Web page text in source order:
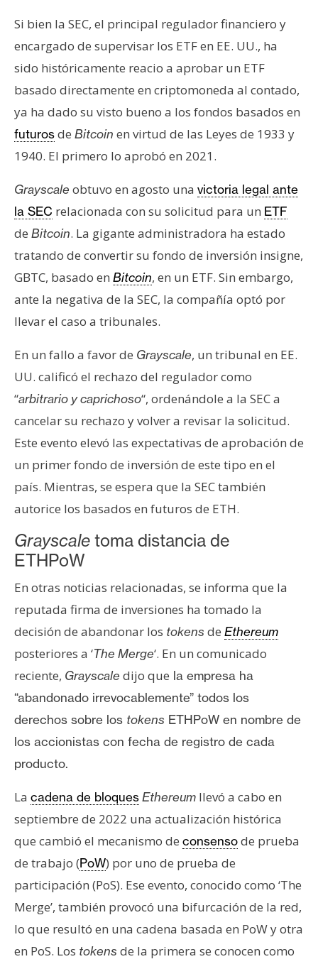
n
t
a
c
t
o
y
P
u
l
i
c
i
d
d
Si bien la SEC, el principal regulador financiero y
encargado de supervisar los ETF en EE. UU., ha
sido históricamente reacio a aprobar un ETF
basado directamente en criptomoneda al contado,
ya ha dado su visto bueno a los fondos basados en
futurosde Bitcoin en virtud de las Leyes de 1933 y
1940. El primero lo aprobó en 2021.
Grayscale obtuvo en agosto una victoria legal ante
la SEC relacionada con su solicitud para un ETF
de Bitcoin. La gigante administradora ha estado
tratando de convertir su fondo de inversión insigne,
GBTC, basado en Bitcoin, en un ETF. Sin embargo,
ante la negativa de la SEC, la compañía optó por
llevar el caso a tribunales.
En un fallo a favor de Grayscale, un tribunal en EE.
UU. calificó el rechazo del regulador como
“arbitrario y caprichoso“, ordenándole a la SEC a
cancelar su rechazo y volver a revisar la solicitud.
Este evento elevó las expectativas de aprobación de
un primer fondo de inversión de este tipo en el
país. Mientras, se espera que la SEC también
autorice los basados en futuros de ETH.
Grayscale toma distancia de
ETHPoW
En otras noticias relacionadas, se informa que la
reputada firma de inversiones ha tomado la
decisión de abandonar los tokens de Ethereum
posteriores a ‘The Merge‘. En un comunicado
reciente, Grayscale dijo que la empresa ha
“abandonado irrevocablemente” todos los
derechos sobre los tokens ETHPoW en nombre de
los accionistas con fecha de registro de cada
producto.
La cadena de bloquesEthereum llevó a cabo en
septiembre de 2022 una actualización histórica
que cambió el mecanismo de consensode prueba
de trabajo (PoW) por uno de prueba de
participación (PoS). Ese evento, conocido como ‘The
Merge’, también provocó una bifurcación de la red,
lo que resultó en una cadena basada en PoW y otra
en PoS. Los tokens de la primera se conocen como